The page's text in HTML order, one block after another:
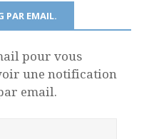
PAR EMAIL.
pour vous
une notification
email.